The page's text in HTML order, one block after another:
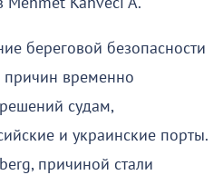
береговой безопасности
причин временно
судам,
и украинские порты.
причиной стали